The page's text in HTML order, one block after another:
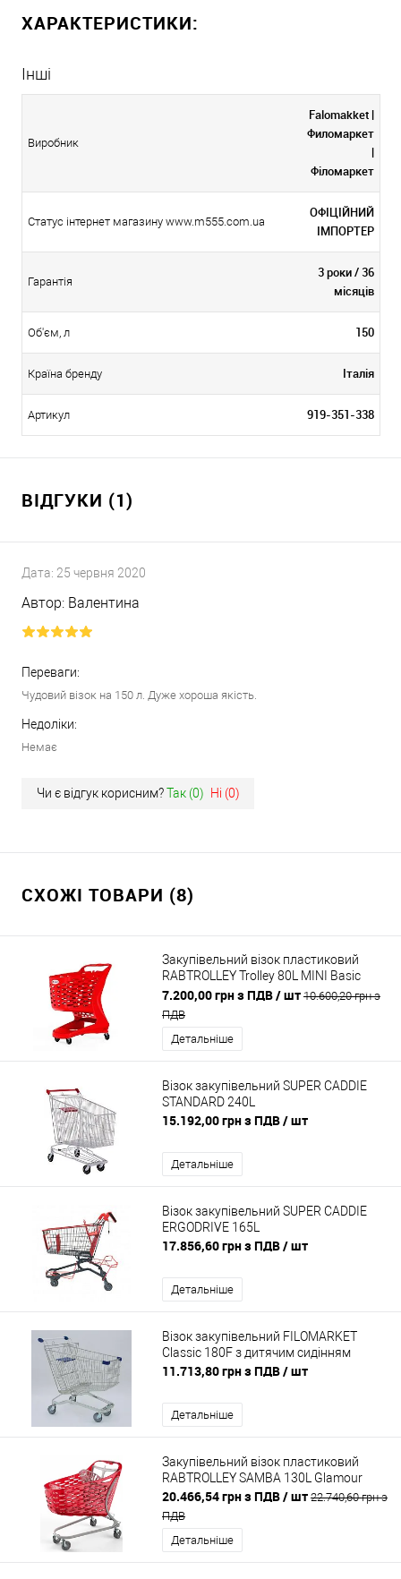
ХАРАКТЕРИСТИКИ:
Інші
Виробник
Falomakket |
Филомаркет
|
Філомаркет
Статус інтернет магазину www.m555.com.ua
ОФІЦІЙНИЙ
ІМПОРТЕР
Гарантія
3 роки / 36
місяців
Об'єм, л 150
Країна бренду Італія
Артикул 919-351-338
ВІДГУКИ (1)
Дата: 25 червня 2020
Автор: Валентина
Переваги:
Чудовий візок на 150 л. Дуже хороша якість.
Недоліки:
Немає
Чи є відгук корисним? Так (0) Ні (0)
СХОЖІ ТОВАРИ (8)
Закупівельний візок пластиковий
RABTROLLEY Trolley 80L MINI Basic
Червоний
7.200,00 грн з ПДВ/ шт 10.600,20 грн з
ПДВ
Детальніше
Візок закупівельний SUPER CADDIE
STANDARD 240L
15.192,00 грн з ПДВ/ шт
Детальніше
Візок закупівельний SUPER CADDIE
ERGODRIVE 165L
17.856,60 грн з ПДВ/ шт
Детальніше
Візок закупівельний FILOMARKET
Classic 180F з дитячим сидінням
11.713,80 грн з ПДВ/ шт
Детальніше
Закупівельний візок пластиковий
RABTROLLEY SAMBA 130L Glamour
20.466,54 грн з ПДВ/ шт 22.740,60 грн з
ПДВ
Детальніше